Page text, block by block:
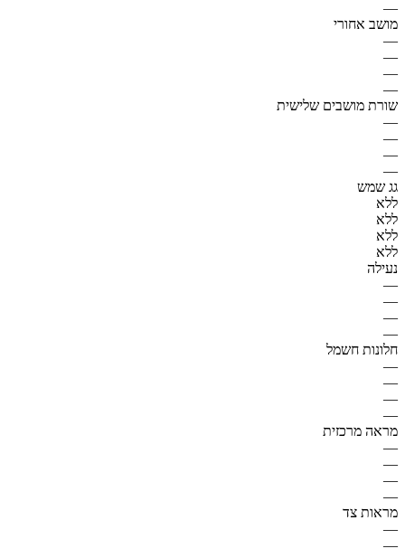
—
מושב אחורי
—
—
—
—
שורת מושבים שלישית
—
—
—
—
גג שמש
ללא
ללא
ללא
ללא
נעילה
—
—
—
—
חלונות חשמל
—
—
—
—
מראה מרכזית
—
—
—
—
מראות צד
—
—